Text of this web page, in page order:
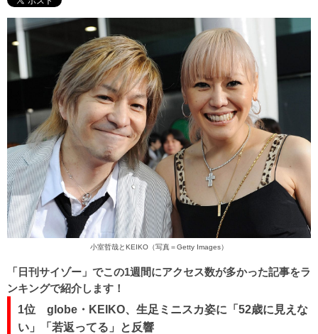
小室哲哉とKEIKO（写真＝Getty Images）
「日刊サイゾー」でこの1週間にアクセス数が多かった記事をラ
ンキングで紹介します！
1位 globe・KEIKO、生足ミニスカ姿に「52歳に見えな
い」「若返ってる」と反響